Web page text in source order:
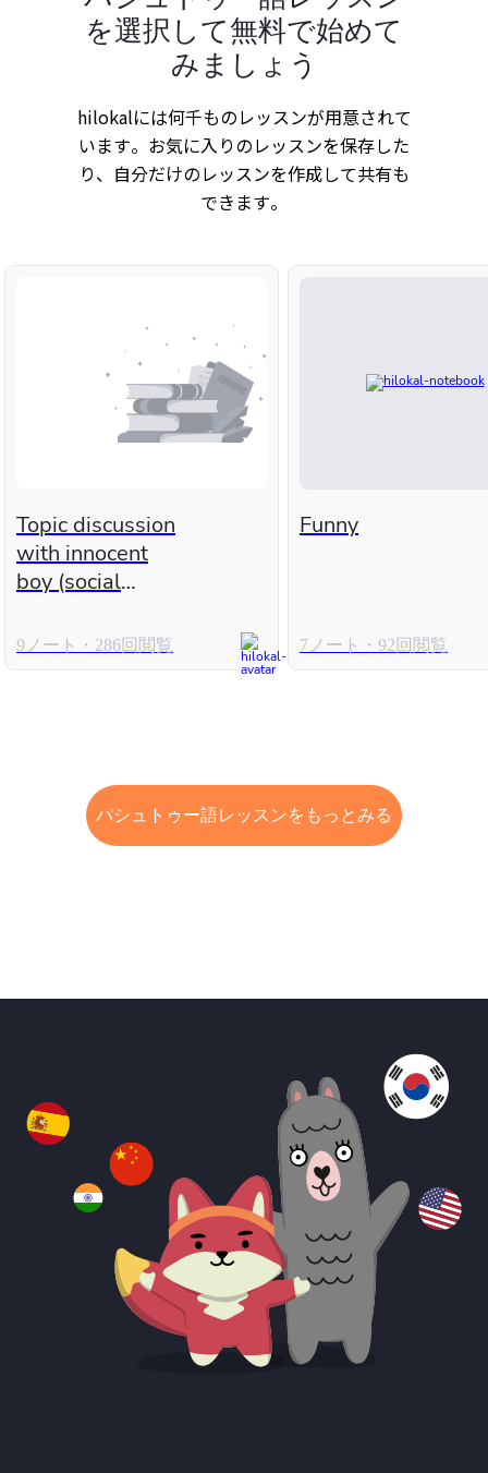
を選択して無料で始めて
みましょう
hilokalには何千ものレッスンが用意されて
います。お気に入りのレッスンを保存した
り、自分だけのレッスンを作成して共有も
できます。
Topic discussion
with innocent
boy (social
9ノート・286回閲覧
Funny
7ノート・92回閲覧
パシュトゥー語レッスンをもっとみる